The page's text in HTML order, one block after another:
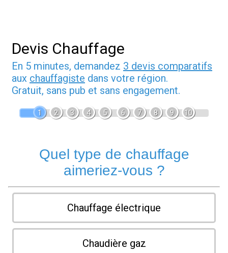
Devis Chauffage
En 5 minutes, demandez 3 devis comparatifs
aux chauffagiste dans votre région.
Gratuit, sans pub et sans engagement.
1 2 3 4 5 6 7 8 9 10
Quel type de chauffage
aimeriez-vous ?
Chauffage électrique
Chaudière gaz